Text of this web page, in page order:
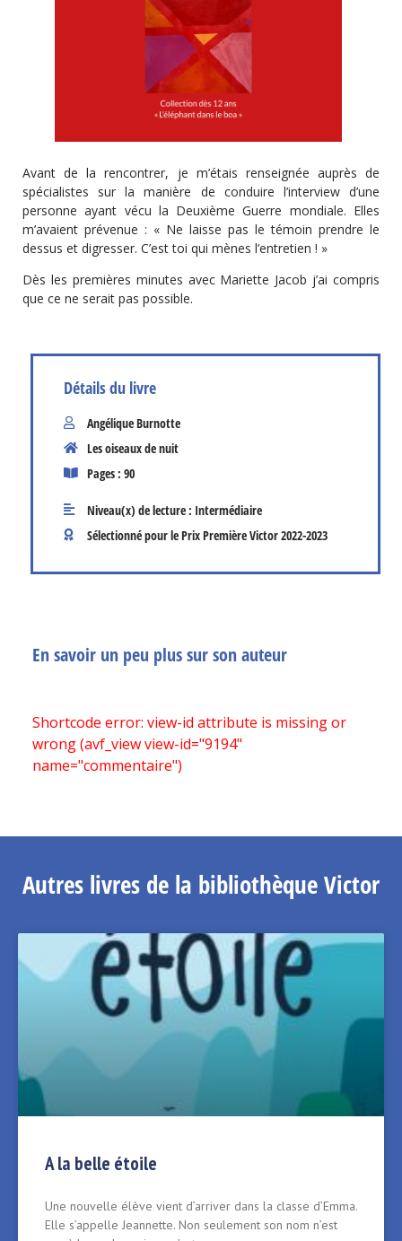
Avant de la rencontrer, je m’étais renseignée auprès de
spécialistes sur la manière de conduire l’interview d’une
personne ayant vécu la Deuxième Guerre mondiale. Elles
m’avaient prévenue : « Ne laisse pas le témoin prendre le
dessus et digresser. C’est toi qui mènes l’entretien ! »
Dès les premières minutes avec Mariette Jacob j’ai compris
que ce ne serait pas possible.
Détails du livre
Angélique Burnotte
Les oiseaux de nuit
Pages : 90
Niveau(x) de lecture : Intermédiaire
Sélectionné pour le Prix Première Victor2022-2023
En savoir un peu plus sur son auteur
Shortcode error: view-id attribute is missing or
wrong (avf_view view-id="9194"
name="commentaire")
Autres livres de la bibliothèque Victor
A la belle étoile
Une nouvelle élève vient d’arriver dans la classe d’Emma.
Elle s’appelle Jeannette. Non seulement son nom n’est